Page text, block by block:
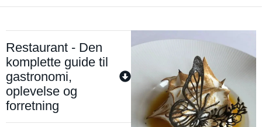
Restaurant - Den
komplette guide til
gastronomi,
oplevelse og
forretning